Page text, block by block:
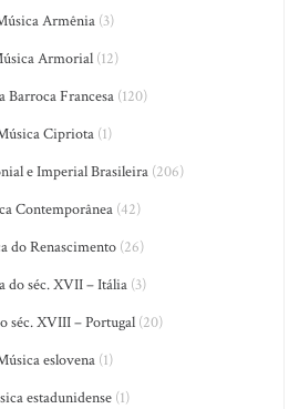
Armênia(3)
Armorial(12)
Barroca Francesa(120)
Cipriota (1)
e Imperial Brasileira(206)
Contemporânea(42)
do Renascimento (26)
do séc. XVII – Itália (3)
séc. XVIII – Portugal (20)
eslovena(1)
estadunidense(1)